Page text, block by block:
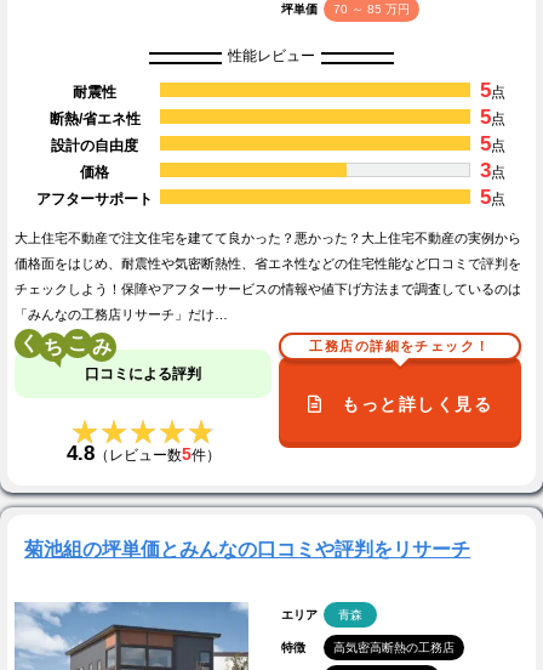
坪単価 70 ～ 85 万円
性能レビュー
耐震性 5点
断熱/省エネ性
5点
設計の自由度
5点
価格
3点
アフターサポート
5点
大上住宅不動産で注文住宅を建てて良かった？悪かった？大上住宅不動産の実例から
価格面をはじめ、耐震性や気密断熱性、省エネ性などの住宅性能など口コミで評判を
チェックしよう！保障やアフターサービスの情報や値下げ方法まで調査しているのは
「みんなの工務店リサーチ」だけ…
く こ
口コミによる評判
★★★★★
★★★★★
4.8（レビュー数5件）
工務店の詳細をチェック！
もっと詳しく見る
菊池組の坪単価とみんなの口コミや評判をリサーチ
エリア 青森
特徴 高気密高断熱の工務店